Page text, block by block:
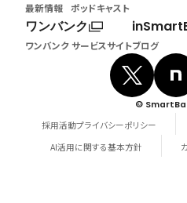
最新情報 ポッドキャスト
ワンバンク
ワンバンク サービスサイトブログ
©
採用活動プライバシーポリシー
AI活用に関する基本方針